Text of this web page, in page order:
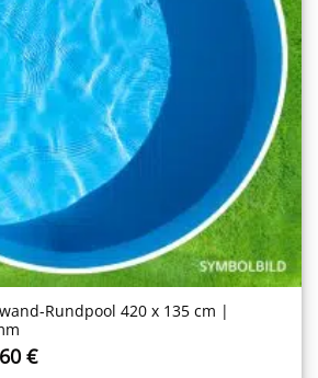
Rundpool 420 x 135 cm |
€Aktueller